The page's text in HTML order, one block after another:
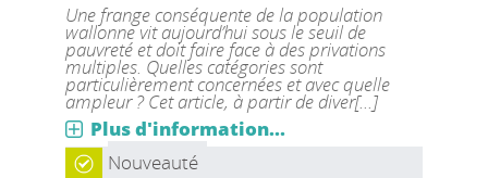
Une frange conséquente de la population
wallonne vit aujourd’hui sous le seuil de
pauvreté et doit faire face à des privations
multiples. Quelles catégories sont
particulièrement concernées et avec quelle
ampleur ? Cet article, à partir de diver[...]
Plus d'information...
Nouveauté